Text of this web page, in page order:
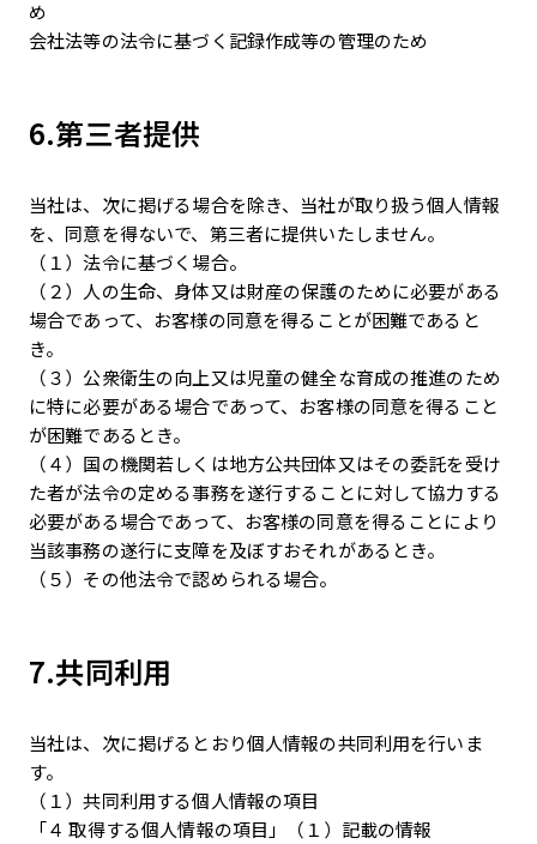
め
会社法等の法令に基づく記録作成等の管理のため
6.第三者提供
当社は、次に掲げる場合を除き、当社が取り扱う個人情報
を、同意を得ないで、第三者に提供いたしません。
（１）法令に基づく場合。
（２）人の生命、身体又は財産の保護のために必要がある
場合であって、お客様の同意を得ることが困難であると
き。
（３）公衆衛生の向上又は児童の健全な育成の推進のため
に特に必要がある場合であって、お客様の同意を得ること
が困難であるとき。
（４）国の機関若しくは地方公共団体又はその委託を受け
た者が法令の定める事務を遂行することに対して協力する
必要がある場合であって、お客様の同意を得ることにより
当該事務の遂行に支障を及ぼすおそれがあるとき。
（５）その他法令で認められる場合。
7.共同利用
当社は、次に掲げるとおり個人情報の共同利用を行いま
す。
（１）共同利用する個人情報の項目
「４ 取得する個人情報の項目」（１）記載の情報